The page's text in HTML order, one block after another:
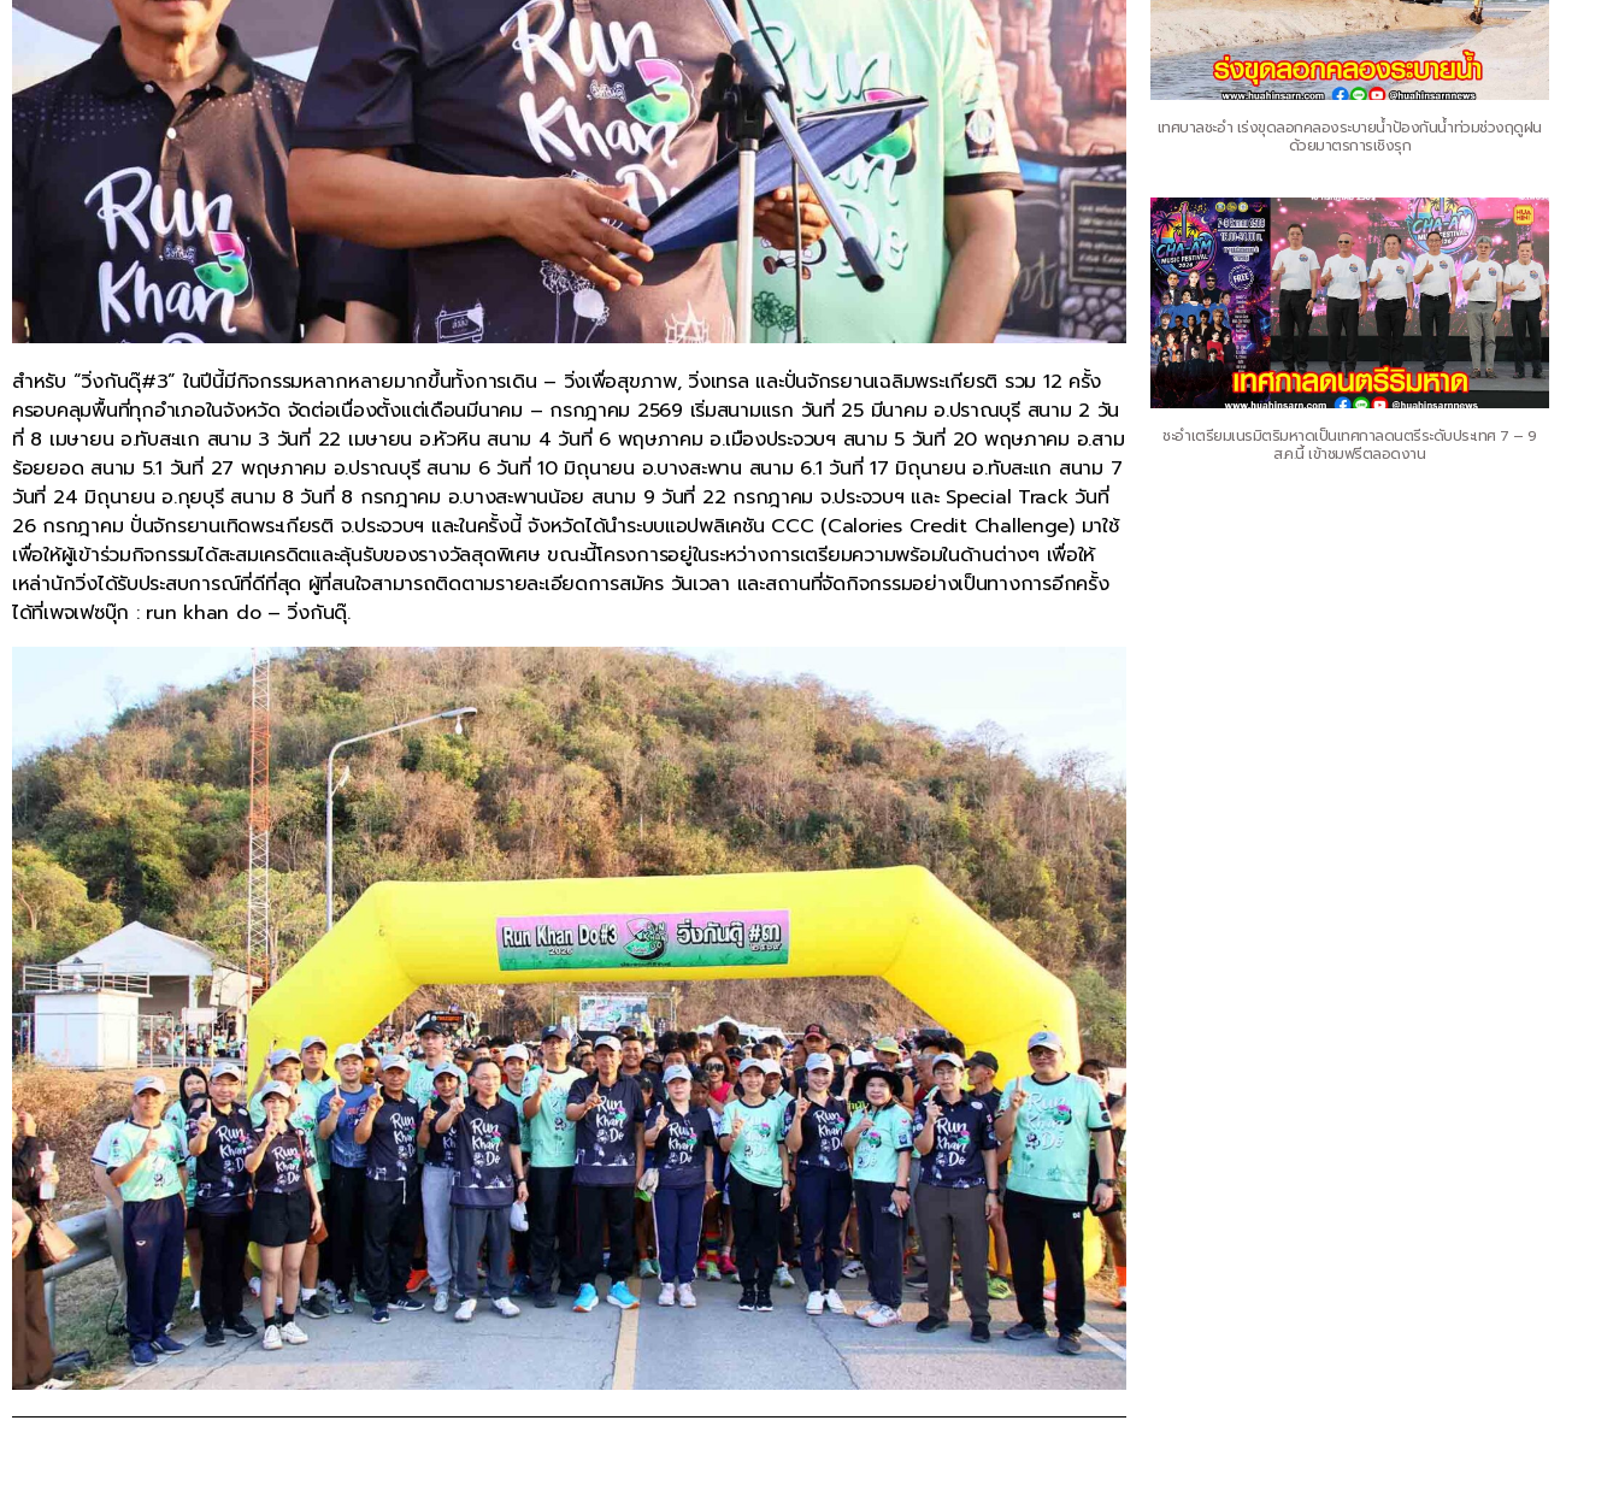
สำหรับ “วิ่งกันดุ๊#3” ในปีนี้มีกิจกรรมหลากหลายมากขึ้นทั้งการเดิน – วิ่งเพื่อสุขภาพ, วิ่งเทรล และปั่นจักรยานเฉลิมพระเกียรติ รวม 12 ครั้ง
ครอบคลุมพื้นที่ทุกอำเภอในจังหวัด จัดต่อเนื่องตั้งแต่เดือนมีนาคม – กรกฎาคม 2569 เริ่มสนามแรก วันที่ 25 มีนาคม อ.ปราณบุรี สนาม 2 วัน
ที่ 8 เมษายน อ.ทับสะแก สนาม 3 วันที่ 22 เมษายน อ.หัวหิน สนาม 4 วันที่ 6 พฤษภาคม อ.เมืองประจวบฯ สนาม 5 วันที่ 20 พฤษภาคม อ.สาม
ร้อยยอด สนาม 5.1 วันที่ 27 พฤษภาคม อ.ปราณบุรี สนาม 6 วันที่ 10 มิถุนายน อ.บางสะพาน สนาม 6.1 วันที่ 17 มิถุนายน อ.ทับสะแก สนาม 7
วันที่ 24 มิถุนายน อ.กุยบุรี สนาม 8 วันที่ 8 กรกฎาคม อ.บางสะพานน้อย สนาม 9 วันที่ 22 กรกฎาคม จ.ประจวบฯ และ Special Track วันที่
26 กรกฎาคม ปั่นจักรยานเทิดพระเกียรติ จ.ประจวบฯ และในครั้งนี้ จังหวัดได้นำระบบแอปพลิเคชัน CCC (Calories Credit Challenge) มาใช้
เพื่อให้ผู้เข้าร่วมกิจกรรมได้สะสมเครดิตและลุ้นรับของรางวัลสุดพิเศษ ขณะนี้โครงการอยู่ในระหว่างการเตรียมความพร้อมในด้านต่างๆ เพื่อให้
เหล่านักวิ่งได้รับประสบการณ์ที่ดีที่สุด ผู้ที่สนใจสามารถติดตามรายละเอียดการสมัคร วันเวลา และสถานที่จัดกิจกรรมอย่างเป็นทางการอีกครั้ง
ได้ที่เพจเฟซบุ๊ก : run khan do – วิ่งกันดุ๊.
เทศบาลชะอำ เร่งขุดลอกคลองระบายน้ำป้องกันน้ำท่วมช่วงฤดูฝน
ด้วยมาตรการเชิงรุก
ชะอำเตรียมเนรมิตริมหาดเป็นเทศกาลดนตรีระดับประเทศ 7 – 9
ส.ค.นี้ เข้าชมฟรีตลอดงาน